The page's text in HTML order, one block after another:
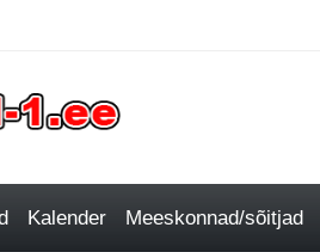
Kalender Meeskonnad/sõitjad